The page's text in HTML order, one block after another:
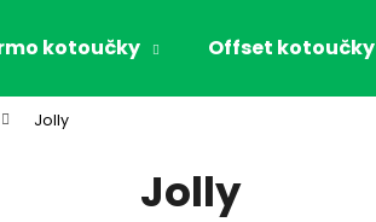
kotoučky Offset kotoučky
Jolly
Jolly